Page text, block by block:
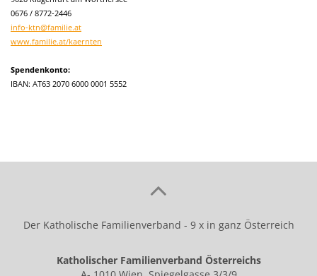
0676 / 8772-2446
info-ktn@familie.at
www.familie.at/kaernten
Spendenkonto:
IBAN: AT63 2070 6000 0001 5552
Der Katholische Familienverband - 9 x in ganz Österreich
Katholischer Familienverband Österreichs